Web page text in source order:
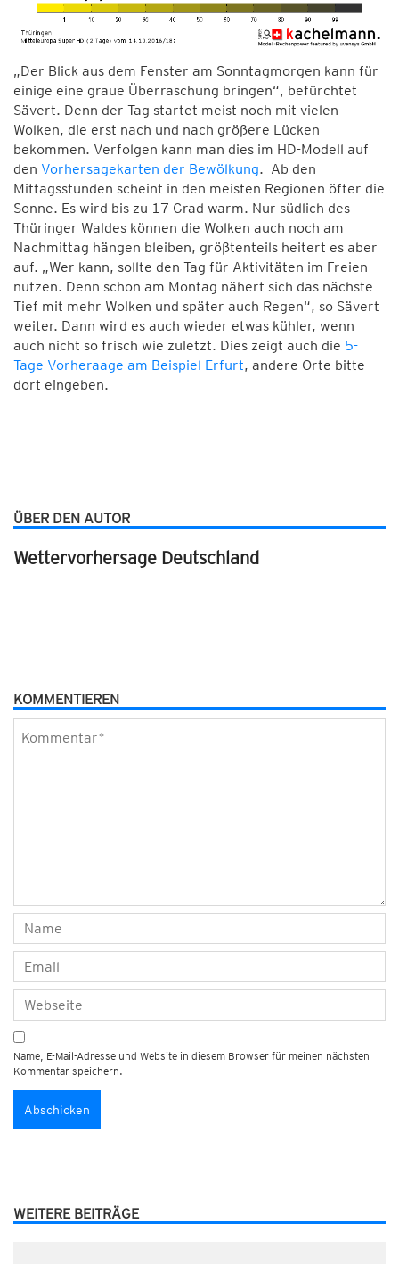
„Der Blick aus dem Fenster am Sonntagmorgen kann für
einige eine graue Überraschung bringen“, befürchtet
Sävert. Denn der Tag startet meist noch mit vielen
Wolken, die erst nach und nach größere Lücken
bekommen. Verfolgen kann man dies im HD-Modell auf
den Vorhersagekarten der Bewölkung. Ab den
Mittagsstunden scheint in den meisten Regionen öfter die
Sonne. Es wird bis zu 17 Grad warm. Nur südlich des
Thüringer Waldes können die Wolken auch noch am
Nachmittag hängen bleiben, größtenteils heitert es aber
auf. „Wer kann, sollte den Tag für Aktivitäten im Freien
nutzen. Denn schon am Montag nähert sich das nächste
Tief mit mehr Wolken und später auch Regen“, so Sävert
weiter. Dann wird es auch wieder etwas kühler, wenn
auch nicht so frisch wie zuletzt. Dies zeigt auch die 5-
Tage-Vorheraage am Beispiel Erfurt, andere Orte bitte
dort eingeben.
ÜBER DEN AUTOR
Wettervorhersage Deutschland
KOMMENTIEREN
Name, E-Mail-Adresse und Website in diesem Browser für meinen nächsten
Kommentar speichern.
WEITERE BEITRÄGE